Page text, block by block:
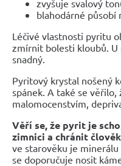
zvyšuje svalový
blahodárné působí
Léčivé vlastnosti pyritu
zmírnit bolesti kloubů. U
snadný.
Pyritový krystal nošený
spánek. A také se
malomocenstvím,
Věří se, že pyrit je
zimnici a chránit
ve starověku je
se doporučuje nosit